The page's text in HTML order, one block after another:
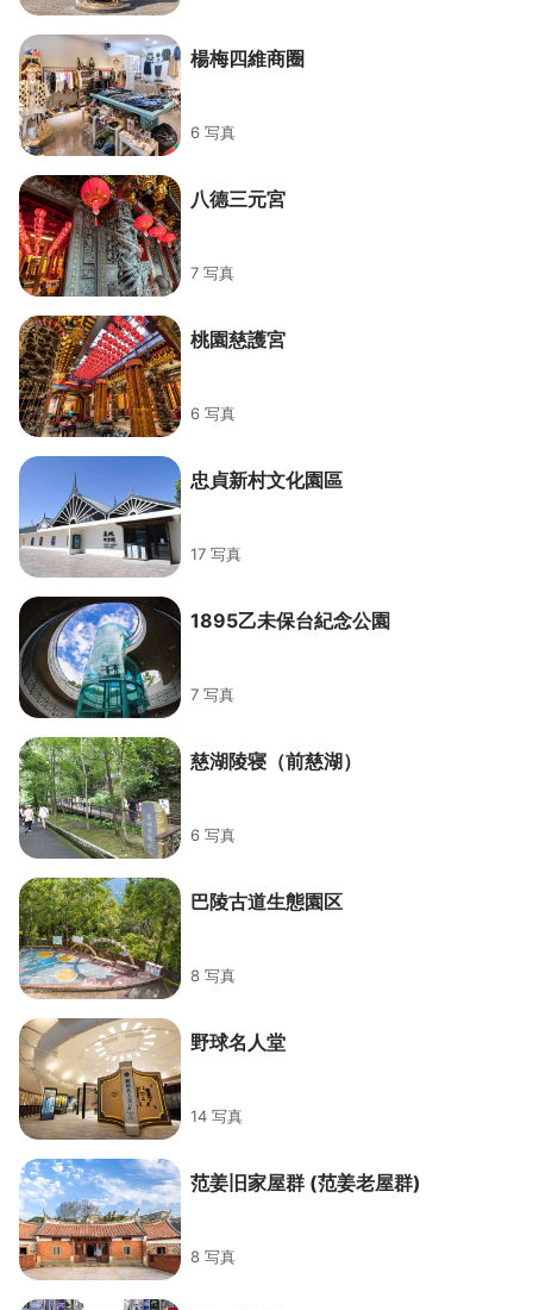
楊梅四維商圈
6 写真
八德三元宮
7 写真
桃園慈護宮
6 写真
忠貞新村文化園區
17 写真
1895乙未保台紀念公園
7 写真
慈湖陵寝（前慈湖）
6 写真
巴陵古道生態園区
8 写真
野球名人堂
14 写真
范姜旧家屋群 (范姜老屋群)
8 写真